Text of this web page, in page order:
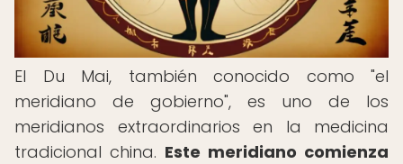
El Du Mai, también conocido como "el
meridiano de gobierno", es uno de los
meridianos extraordinarios en la medicina
tradicional china. Este meridiano comienza